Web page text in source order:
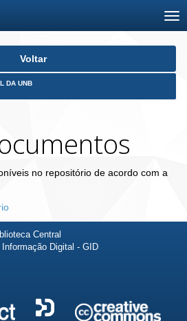
Voltar
DA UNB
no repositório de acordo com a
Central
Digital - GID